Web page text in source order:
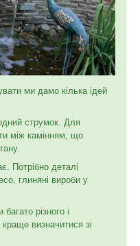
ми дамо кілька ідей
струмок. Для
між камінням, що
Потрібно деталі
глиняні вироби у
різного і
визначитися зі